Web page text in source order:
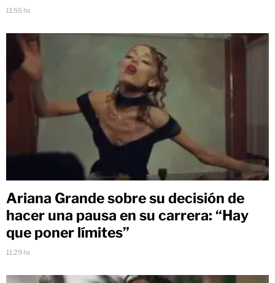
11:55 hs
Ariana Grande sobre su decisión de
hacer una pausa en su carrera: “Hay
que poner límites”
11:29 hs